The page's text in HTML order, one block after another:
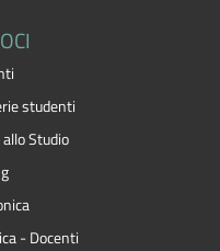
studenti
Studio
- Docenti